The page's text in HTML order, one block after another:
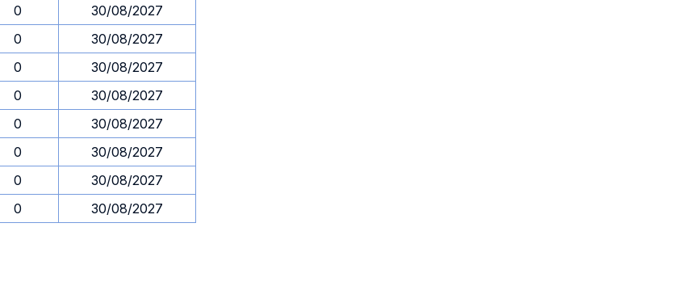
0
30/08/2027
0
30/08/2027
0
30/08/2027
0
30/08/2027
0
30/08/2027
0
30/08/2027
0
30/08/2027
0 30/08/2027